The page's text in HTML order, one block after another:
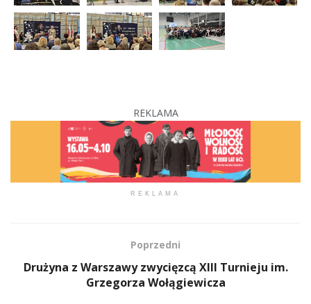
REKLAMA
REKLAMA
Poprzedni
Drużyna z Warszawy zwycięzcą XIII Turnieju im.
Grzegorza Wołągiewicza